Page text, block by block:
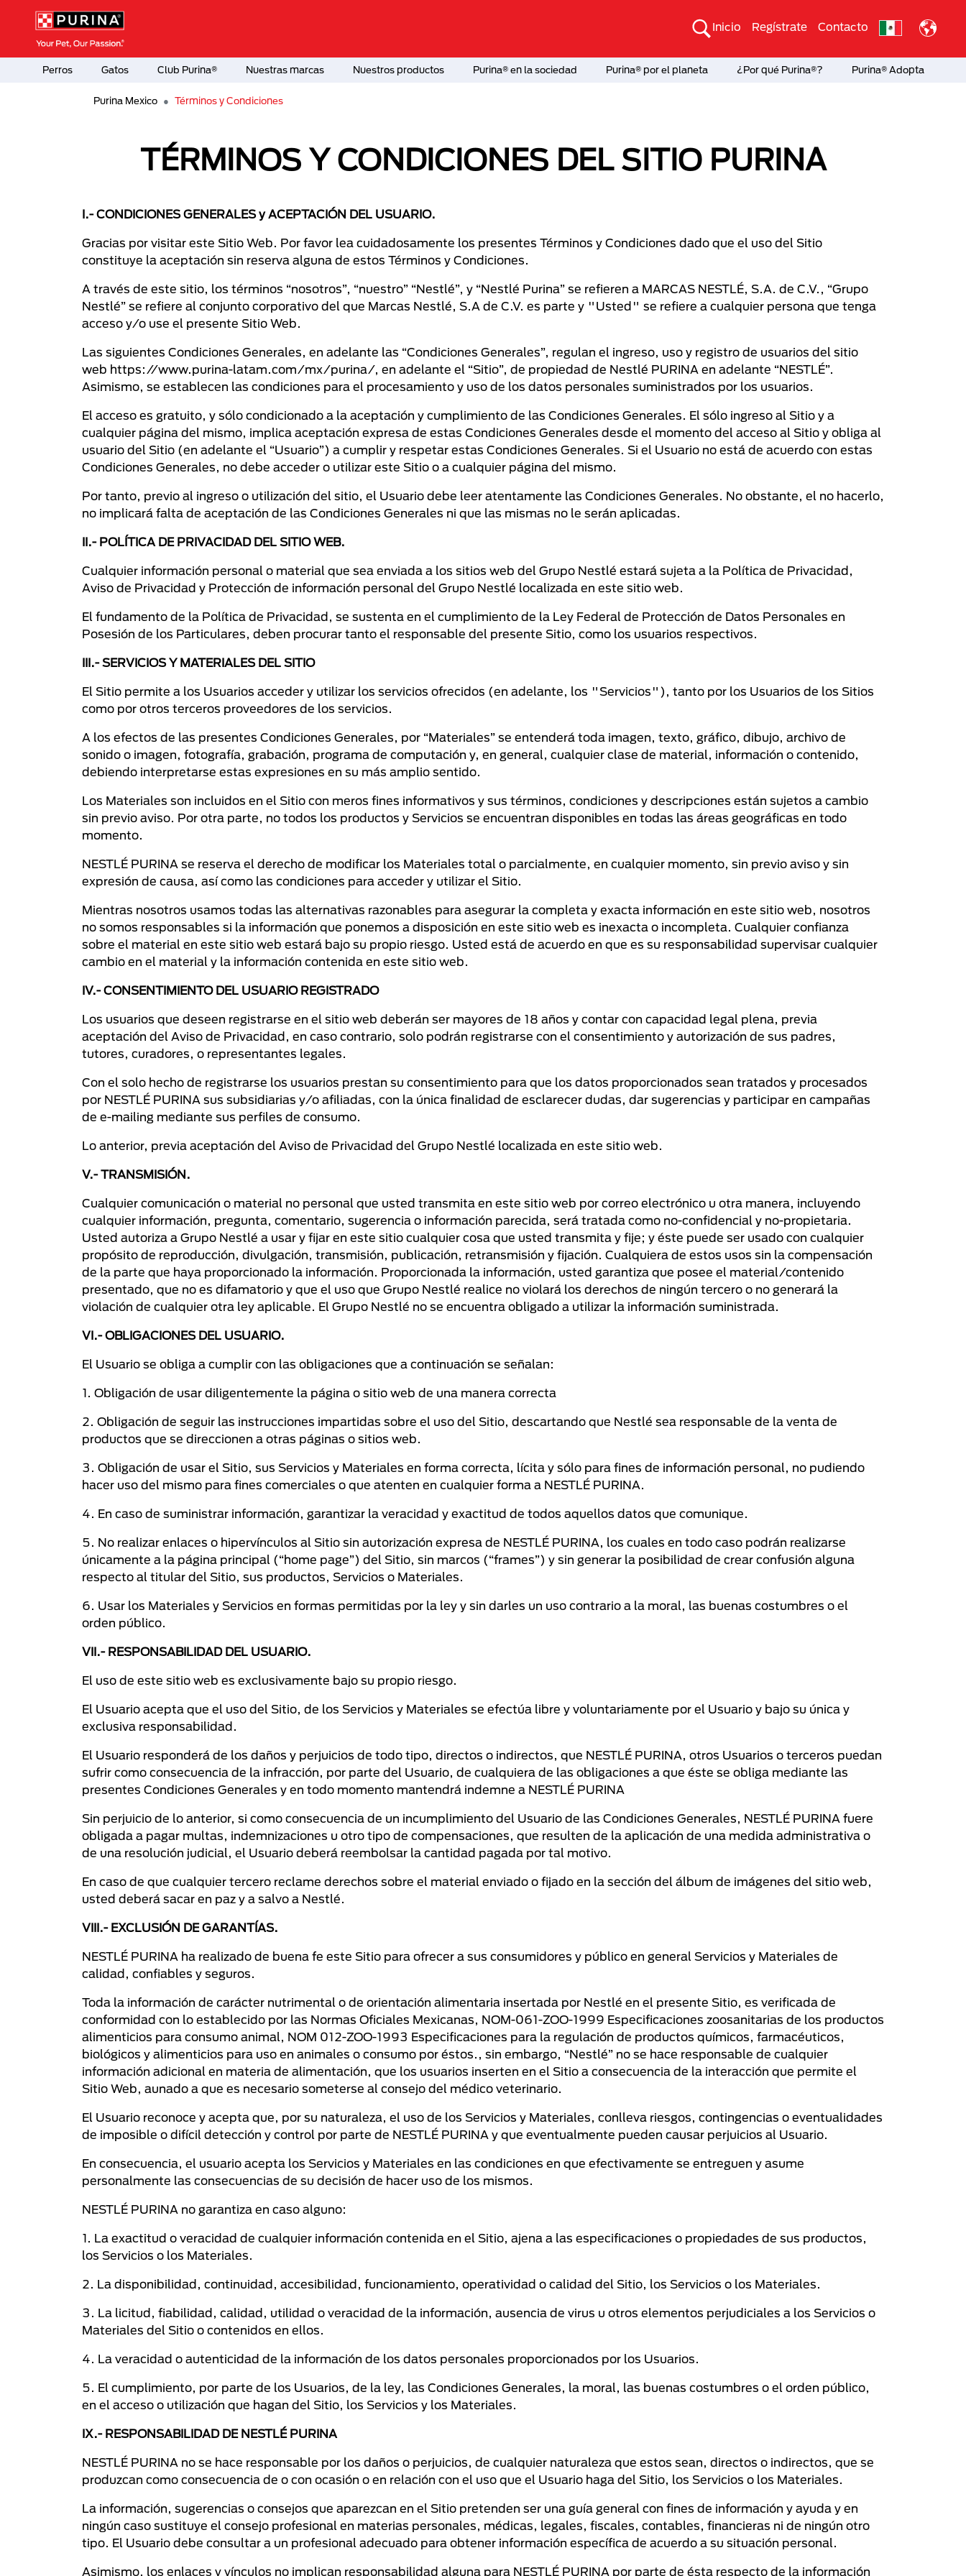
Pasar al contenido principal
Menú Secundario Purina
Inicio Regístrate Contacto
Menú Principal Purina
Perros Gatos Club Purina® Nuestras marcas Nuestros productos Purina® en la sociedad Purina® por el planeta ¿Por qué Purina®? Purina® Adopta
Purina Mexico Términos y Condiciones
TÉRMINOS Y CONDICIONES DEL SITIO PURINA
I.- CONDICIONES GENERALES y ACEPTACIÓN DEL USUARIO.
Gracias por visitar este Sitio Web. Por favor lea cuidadosamente los presentes Términos y Condiciones dado que el uso del Sitio
constituye la aceptación sin reserva alguna de estos Términos y Condiciones.
A través de este sitio, los términos “nosotros”, “nuestro” “Nestlé”, y “Nestlé Purina” se refieren a MARCAS NESTLÉ, S.A. de C.V., “Grupo
Nestlé” se refiere al conjunto corporativo del que Marcas Nestlé, S.A de C.V. es parte y "Usted" se refiere a cualquier persona que tenga
acceso y/o use el presente Sitio Web.
Las siguientes Condiciones Generales, en adelante las “Condiciones Generales”, regulan el ingreso, uso y registro de usuarios del sitio
web https://www.purina-latam.com/mx/purina/, en adelante el “Sitio”, de propiedad de Nestlé PURINA en adelante “NESTLÉ”.
Asimismo, se establecen las condiciones para el procesamiento y uso de los datos personales suministrados por los usuarios.
El acceso es gratuito, y sólo condicionado a la aceptación y cumplimiento de las Condiciones Generales. El sólo ingreso al Sitio y a
cualquier página del mismo, implica aceptación expresa de estas Condiciones Generales desde el momento del acceso al Sitio y obliga al
usuario del Sitio (en adelante el “Usuario”) a cumplir y respetar estas Condiciones Generales. Si el Usuario no está de acuerdo con estas
Condiciones Generales, no debe acceder o utilizar este Sitio o a cualquier página del mismo.
Por tanto, previo al ingreso o utilización del sitio, el Usuario debe leer atentamente las Condiciones Generales. No obstante, el no hacerlo,
no implicará falta de aceptación de las Condiciones Generales ni que las mismas no le serán aplicadas.
II.- POLÍTICA DE PRIVACIDAD DEL SITIO WEB.
Cualquier información personal o material que sea enviada a los sitios web del Grupo Nestlé estará sujeta a la Política de Privacidad,
Aviso de Privacidad y Protección de información personal del Grupo Nestlé localizada en este sitio web.
El fundamento de la Política de Privacidad, se sustenta en el cumplimiento de la Ley Federal de Protección de Datos Personales en
Posesión de los Particulares, deben procurar tanto el responsable del presente Sitio, como los usuarios respectivos.
III.- SERVICIOS Y MATERIALES DEL SITIO
El Sitio permite a los Usuarios acceder y utilizar los servicios ofrecidos (en adelante, los "Servicios"), tanto por los Usuarios de los Sitios
como por otros terceros proveedores de los servicios.
A los efectos de las presentes Condiciones Generales, por “Materiales” se entenderá toda imagen, texto, gráfico, dibujo, archivo de
sonido o imagen, fotografía, grabación, programa de computación y, en general, cualquier clase de material, información o contenido,
debiendo interpretarse estas expresiones en su más amplio sentido.
Los Materiales son incluidos en el Sitio con meros fines informativos y sus términos, condiciones y descripciones están sujetos a cambio
sin previo aviso. Por otra parte, no todos los productos y Servicios se encuentran disponibles en todas las áreas geográficas en todo
momento.
NESTLÉ PURINA se reserva el derecho de modificar los Materiales total o parcialmente, en cualquier momento, sin previo aviso y sin
expresión de causa, así como las condiciones para acceder y utilizar el Sitio.
Mientras nosotros usamos todas las alternativas razonables para asegurar la completa y exacta información en este sitio web, nosotros
no somos responsables si la información que ponemos a disposición en este sitio web es inexacta o incompleta. Cualquier confianza
sobre el material en este sitio web estará bajo su propio riesgo. Usted está de acuerdo en que es su responsabilidad supervisar cualquier
cambio en el material y la información contenida en este sitio web.
IV.- CONSENTIMIENTO DEL USUARIO REGISTRADO
Los usuarios que deseen registrarse en el sitio web deberán ser mayores de 18 años y contar con capacidad legal plena, previa
aceptación del Aviso de Privacidad, en caso contrario, solo podrán registrarse con el consentimiento y autorización de sus padres,
tutores, curadores, o representantes legales.
Con el solo hecho de registrarse los usuarios prestan su consentimiento para que los datos proporcionados sean tratados y procesados
por NESTLÉ PURINA sus subsidiarias y/o afiliadas, con la única finalidad de esclarecer dudas, dar sugerencias y participar en campañas
de e-mailing mediante sus perfiles de consumo.
Lo anterior, previa aceptación del Aviso de Privacidad del Grupo Nestlé localizada en este sitio web.
V.- TRANSMISIÓN.
Cualquier comunicación o material no personal que usted transmita en este sitio web por correo electrónico u otra manera, incluyendo
cualquier información, pregunta, comentario, sugerencia o información parecida, será tratada como no-confidencial y no-propietaria.
Usted autoriza a Grupo Nestlé a usar y fijar en este sitio cualquier cosa que usted transmita y fije; y éste puede ser usado con cualquier
propósito de reproducción, divulgación, transmisión, publicación, retransmisión y fijación. Cualquiera de estos usos sin la compensación
de la parte que haya proporcionado la información. Proporcionada la información, usted garantiza que posee el material/contenido
presentado, que no es difamatorio y que el uso que Grupo Nestlé realice no violará los derechos de ningún tercero o no generará la
violación de cualquier otra ley aplicable. El Grupo Nestlé no se encuentra obligado a utilizar la información suministrada.
VI.- OBLIGACIONES DEL USUARIO.
El Usuario se obliga a cumplir con las obligaciones que a continuación se señalan:
1. Obligación de usar diligentemente la página o sitio web de una manera correcta
2. Obligación de seguir las instrucciones impartidas sobre el uso del Sitio, descartando que Nestlé sea responsable de la venta de
productos que se direccionen a otras páginas o sitios web.
3. Obligación de usar el Sitio, sus Servicios y Materiales en forma correcta, lícita y sólo para fines de información personal, no pudiendo
hacer uso del mismo para fines comerciales o que atenten en cualquier forma a NESTLÉ PURINA.
4. En caso de suministrar información, garantizar la veracidad y exactitud de todos aquellos datos que comunique.
5. No realizar enlaces o hipervínculos al Sitio sin autorización expresa de NESTLÉ PURINA, los cuales en todo caso podrán realizarse
únicamente a la página principal (“home page”) del Sitio, sin marcos (“frames”) y sin generar la posibilidad de crear confusión alguna
respecto al titular del Sitio, sus productos, Servicios o Materiales.
6. Usar los Materiales y Servicios en formas permitidas por la ley y sin darles un uso contrario a la moral, las buenas costumbres o el
orden público.
VII.- RESPONSABILIDAD DEL USUARIO.
El uso de este sitio web es exclusivamente bajo su propio riesgo.
El Usuario acepta que el uso del Sitio, de los Servicios y Materiales se efectúa libre y voluntariamente por el Usuario y bajo su única y
exclusiva responsabilidad.
El Usuario responderá de los daños y perjuicios de todo tipo, directos o indirectos, que NESTLÉ PURINA, otros Usuarios o terceros puedan
sufrir como consecuencia de la infracción, por parte del Usuario, de cualquiera de las obligaciones a que éste se obliga mediante las
presentes Condiciones Generales y en todo momento mantendrá indemne a NESTLÉ PURINA
Sin perjuicio de lo anterior, si como consecuencia de un incumplimiento del Usuario de las Condiciones Generales, NESTLÉ PURINA fuere
obligada a pagar multas, indemnizaciones u otro tipo de compensaciones, que resulten de la aplicación de una medida administrativa o
de una resolución judicial, el Usuario deberá reembolsar la cantidad pagada por tal motivo.
En caso de que cualquier tercero reclame derechos sobre el material enviado o fijado en la sección del álbum de imágenes del sitio web,
usted deberá sacar en paz y a salvo a Nestlé.
VIII.- EXCLUSIÓN DE GARANTÍAS.
NESTLÉ PURINA ha realizado de buena fe este Sitio para ofrecer a sus consumidores y público en general Servicios y Materiales de
calidad, confiables y seguros.
Toda la información de carácter nutrimental o de orientación alimentaria insertada por Nestlé en el presente Sitio, es verificada de
conformidad con lo establecido por las Normas Oficiales Mexicanas, NOM-061-ZOO-1999 Especificaciones zoosanitarias de los productos
alimenticios para consumo animal, NOM 012-ZOO-1993 Especificaciones para la regulación de productos químicos, farmacéuticos,
biológicos y alimenticios para uso en animales o consumo por éstos., sin embargo, “Nestlé” no se hace responsable de cualquier
información adicional en materia de alimentación, que los usuarios inserten en el Sitio a consecuencia de la interacción que permite el
Sitio Web, aunado a que es necesario someterse al consejo del médico veterinario.
El Usuario reconoce y acepta que, por su naturaleza, el uso de los Servicios y Materiales, conlleva riesgos, contingencias o eventualidades
de imposible o difícil detección y control por parte de NESTLÉ PURINA y que eventualmente pueden causar perjuicios al Usuario.
En consecuencia, el usuario acepta los Servicios y Materiales en las condiciones en que efectivamente se entreguen y asume
personalmente las consecuencias de su decisión de hacer uso de los mismos.
NESTLÉ PURINA no garantiza en caso alguno:
1. La exactitud o veracidad de cualquier información contenida en el Sitio, ajena a las especificaciones o propiedades de sus productos,
los Servicios o los Materiales.
2. La disponibilidad, continuidad, accesibilidad, funcionamiento, operatividad o calidad del Sitio, los Servicios o los Materiales.
3. La licitud, fiabilidad, calidad, utilidad o veracidad de la información, ausencia de virus u otros elementos perjudiciales a los Servicios o
Materiales del Sitio o contenidos en ellos.
4. La veracidad o autenticidad de la información de los datos personales proporcionados por los Usuarios.
5. El cumplimiento, por parte de los Usuarios, de la ley, las Condiciones Generales, la moral, las buenas costumbres o el orden público,
en el acceso o utilización que hagan del Sitio, los Servicios y los Materiales.
IX.- RESPONSABILIDAD DE NESTLÉ PURINA
NESTLÉ PURINA no se hace responsable por los daños o perjuicios, de cualquier naturaleza que estos sean, directos o indirectos, que se
produzcan como consecuencia de o con ocasión o en relación con el uso que el Usuario haga del Sitio, los Servicios o los Materiales.
La información, sugerencias o consejos que aparezcan en el Sitio pretenden ser una guía general con fines de información y ayuda y en
ningún caso sustituye el consejo profesional en materias personales, médicas, legales, fiscales, contables, financieras ni de ningún otro
tipo. El Usuario debe consultar a un profesional adecuado para obtener información específica de acuerdo a su situación personal.
Asimismo, los enlaces y vínculos no implican responsabilidad alguna para NESTLÉ PURINA por parte de ésta respecto de la información